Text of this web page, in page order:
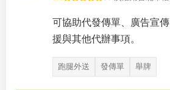
可協助代發傳單、廣告宣
援與其他代辦事項。
跑腿外送 發傳單 舉牌